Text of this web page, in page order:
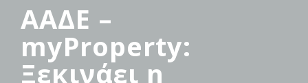
ΑΑΔΕ –
myProperty:
Ξεκινάει η